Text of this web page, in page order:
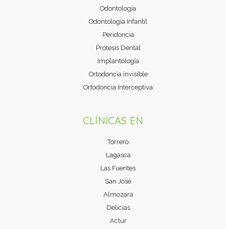
Odontología
Odontología Infantil
Peridoncia
Prótesis Dental
Implantología
Ortodoncia invisible
Ortodoncia Interceptiva
CLÍNICAS EN
Torrero
Lagasca
Las Fuentes
San José
Almozara
Delicias
Actur